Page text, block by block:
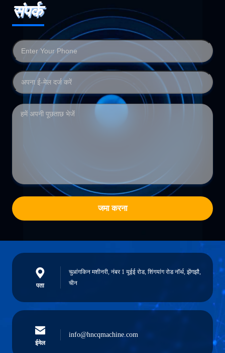
संपर्क
जमा करना
पता
चुआंगकिन मशीनरी, नंबर 1 यूईई रोड, शिंगयांग रोड नॉर्थ, झेंगझौ,
चीन
ईमेल
info@hncqmachine.com